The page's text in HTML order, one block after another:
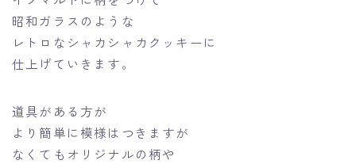
昭和ガラスのような
レトロなシャカシャカクッキーに
仕上げていきます。
道具がある方が
より簡単に模様はつきますが
なくてもオリジナルの柄や